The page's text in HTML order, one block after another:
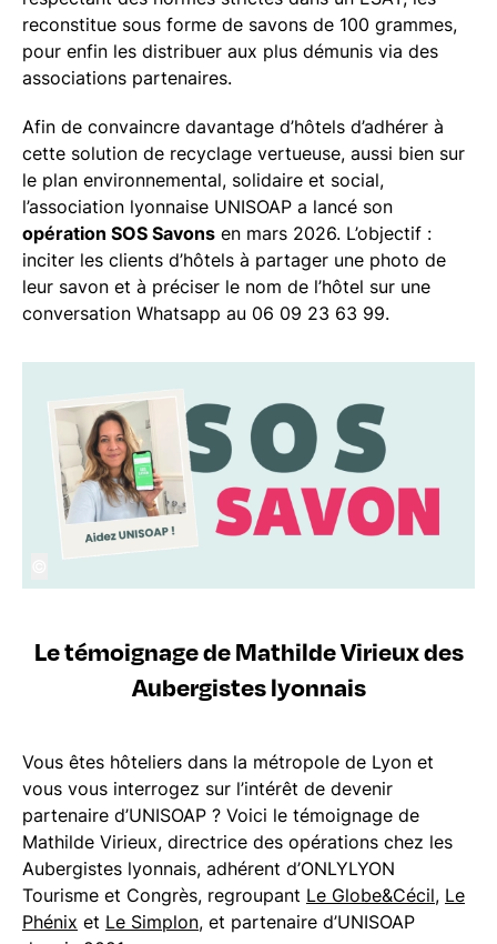
reconstitue sous forme de savons de 100 grammes,
pour enfin les distribuer aux plus démunis via des
associations partenaires.
Afin de convaincre davantage d’hôtels d’adhérer à
cette solution de recyclage vertueuse, aussi bien sur
le plan environnemental, solidaire et social,
l’association lyonnaise UNISOAP a lancé son
opération SOS Savons en mars 2026. L’objectif :
inciter les clients d’hôtels à partager une photo de
leur savon et à préciser le nom de l’hôtel sur une
conversation Whatsapp au 06 09 23 63 99.
Le témoignage de Mathilde Virieux des
Aubergistes lyonnais
Vous êtes hôteliers dans la métropole de Lyon et
vous vous interrogez sur l’intérêt de devenir
partenaire d’UNISOAP ? Voici le témoignage de
Mathilde Virieux, directrice des opérations chez les
Aubergistes lyonnais, adhérent d’ONLYLYON
Tourisme et Congrès, regroupant Le Globe&Cécil, Le
Phénix et Le Simplon, et partenaire d’UNISOAP